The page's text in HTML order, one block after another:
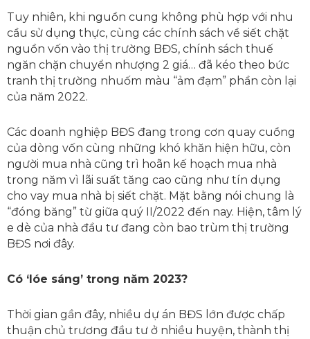
Tuy nhiên, khi nguồn cung không phù hợp với nhu
cầu sử dụng thực, cùng các chính sách về siết chặt
nguồn vốn vào thị trường BĐS, chính sách thuế
ngăn chặn chuyển nhượng 2 giá… đã kéo theo bức
tranh thị trường nhuốm màu “ảm đạm” phần còn lại
của năm 2022.
Các doanh nghiệp BĐS đang trong cơn quay cuồng
của dòng vốn cùng những khó khăn hiện hữu, còn
người mua nhà cũng trì hoãn kế hoạch mua nhà
trong năm vì lãi suất tăng cao cũng như tín dụng
cho vay mua nhà bị siết chặt. Mặt bằng nói chung là
“đóng băng” từ giữa quý II/2022 đến nay. Hiện, tâm lý
e dè của nhà đầu tư đang còn bao trùm thị trường
BĐS nơi đây.
Có ‘lóe sáng’ trong năm 2023?
Thời gian gần đây, nhiều dự án BĐS lớn được chấp
thuận chủ trương đầu tư ở nhiều huyện, thành thị